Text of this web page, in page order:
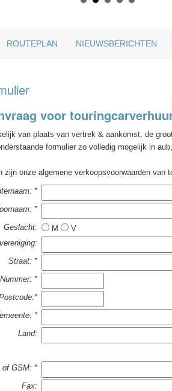
ROUTEPLAN NIEUWSBERICHTEN
voor
van plaats van vertrek & aankomst, de
formulier zo volledig mogelijk in
zijn onze algemene verkoopsvoorwaarden van
*
*
Geslacht:
M
V
Straat: *
Nummer: *
*
Land:
of GSM: *
Fax: